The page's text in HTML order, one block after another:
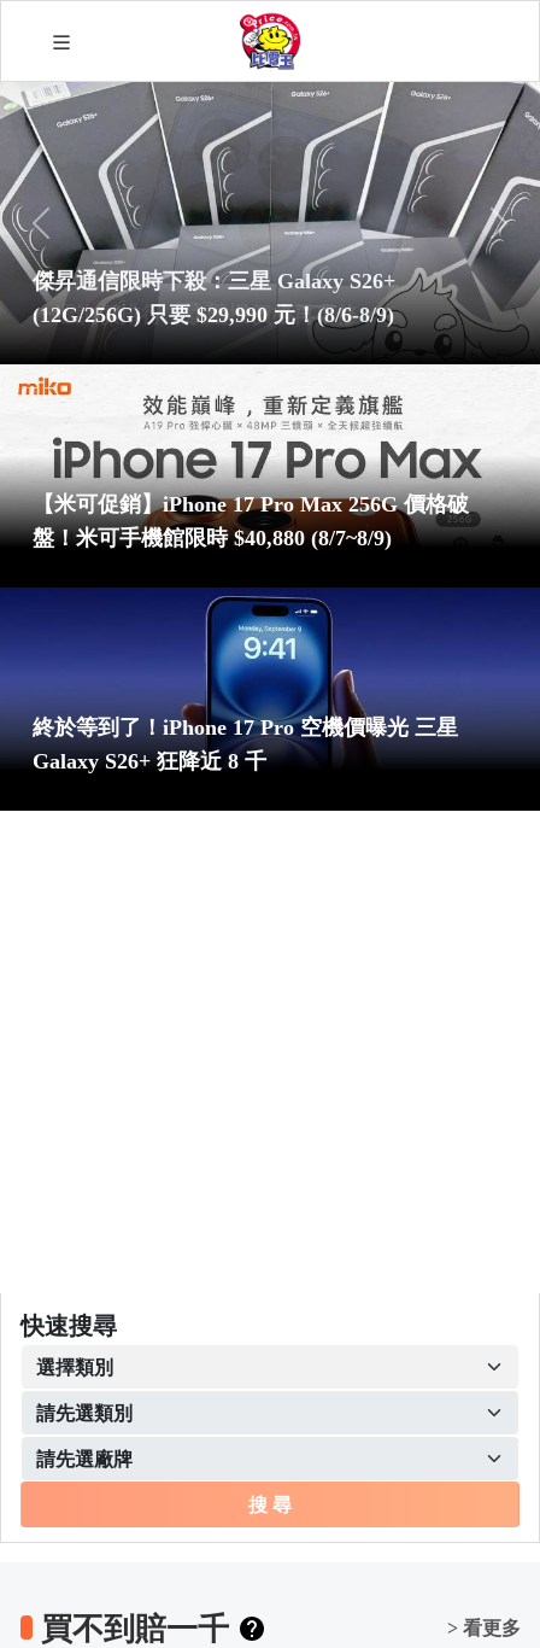
快速搜尋
搜 尋
傑昇通信限時下殺：三星 Galaxy S26+
(12G/256G) 只要 $29,990 元！(8/6-8/9)
【米可促銷】iPhone 17 Pro Max 256G 價格破
盤！米可手機館限時 $40,880 (8/7~8/9)
終於等到了！iPhone 17 Pro 空機價曝光 三星
Galaxy S26+ 狂降近 8 千
買不到賠一千 > 看更多